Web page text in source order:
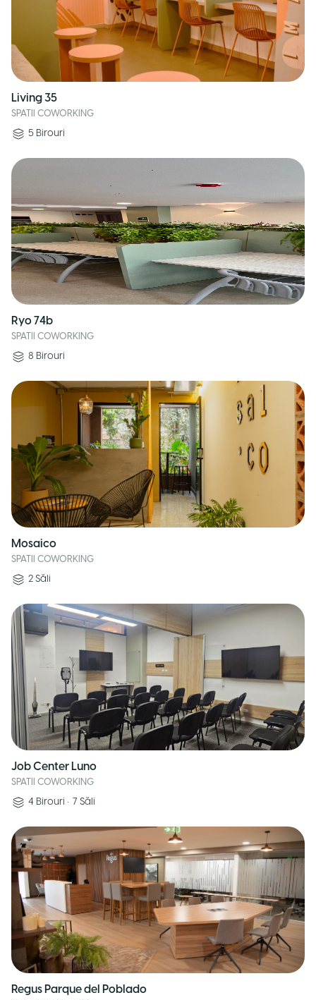
Living 35
SPATII COWORKING
5 Birouri
Ryo 74b
SPATII COWORKING
8 Birouri
Mosaico
SPATII COWORKING
2 Săli
Job Center Luno
SPATII COWORKING
4 Birouri • 7 Săli
Regus Parque del Poblado